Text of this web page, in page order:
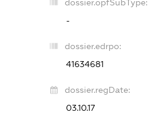
dossier.opfSubType:
-
dossier.edrpo:
41634681
dossier.regDate:
03.10.17